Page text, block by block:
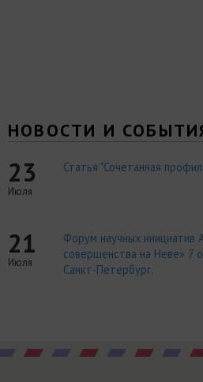
НОВОСТИ И
23
Июля
Статья "Сочетанная
21
Июля
Форум научных инициатив
совершенства на Неве» 7
Санкт-Петербург.